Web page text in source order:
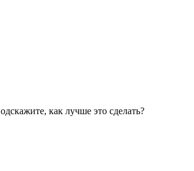
как лучше это сделать?